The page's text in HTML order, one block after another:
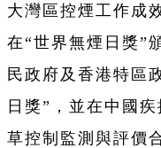
大灣區控煙工作成
在“世界無煙日獎”
民政府及香港特區
日獎”，並在中國
草控制監測與評價